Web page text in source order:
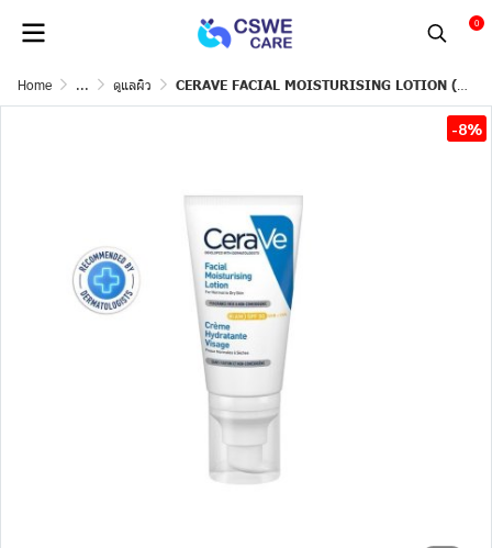
0
Home ... ดูแลผิว CERAVE FACIAL MOISTURISING LOTION (AM) SPF50 1.75oz.
-8%